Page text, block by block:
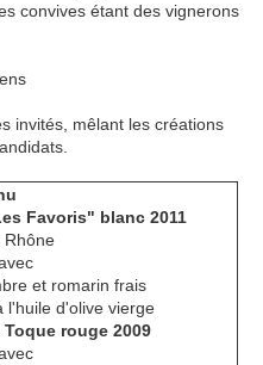
convives étant des vignerons
invités, mêlant les créations
Favoris" blanc 2011
Rhône
et romarin frais
l'huile d'olive vierge
rouge 2009